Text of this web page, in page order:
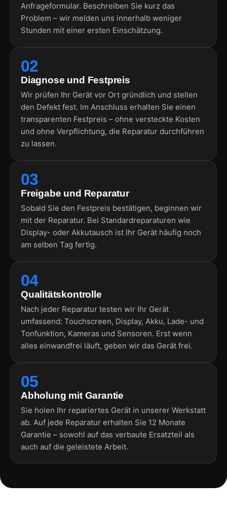
Anfrageformular. Beschreiben Sie kurz das
Problem – wir melden uns innerhalb weniger
Stunden mit einer ersten Einschätzung.
02
Diagnose und Festpreis
Wir prüfen Ihr Gerät vor Ort gründlich und stellen
den Defekt fest. Im Anschluss erhalten Sie einen
transparenten Festpreis – ohne versteckte Kosten
und ohne Verpflichtung, die Reparatur durchführen
zu lassen.
03
Freigabe und Reparatur
Sobald Sie den Festpreis bestätigen, beginnen wir
mit der Reparatur. Bei Standardreparaturen wie
Display- oder Akkutausch ist Ihr Gerät häufig noch
am selben Tag fertig.
04
Qualitätskontrolle
Nach jeder Reparatur testen wir Ihr Gerät
umfassend: Touchscreen, Display, Akku, Lade- und
Tonfunktion, Kameras und Sensoren. Erst wenn
alles einwandfrei läuft, geben wir das Gerät frei.
05
Abholung mit Garantie
Sie holen Ihr repariertes Gerät in unserer Werkstatt
ab. Auf jede Reparatur erhalten Sie 12 Monate
Garantie – sowohl auf das verbaute Ersatzteil als
auch auf die geleistete Arbeit.